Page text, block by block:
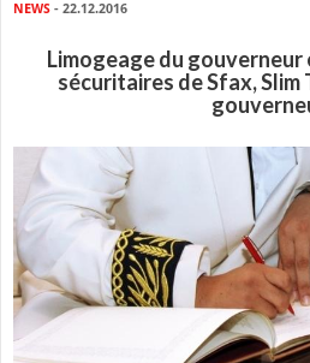
NEWS - 22.12.2016
Limogeage du
sécuritaires de Sfax, Slim